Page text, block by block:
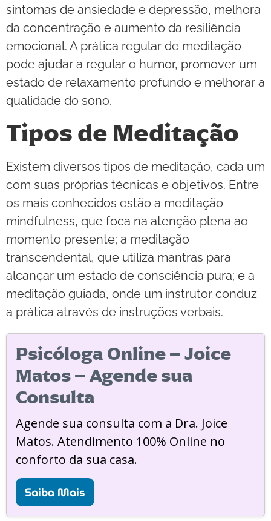
sintomas de ansiedade e depressão, melhora
da concentração e aumento da resiliência
emocional. A prática regular de meditação
pode ajudar a regular o humor, promover um
estado de relaxamento profundo e melhorar a
qualidade do sono.
Tipos de Meditação
Existem diversos tipos de meditação, cada um
com suas próprias técnicas e objetivos. Entre
os mais conhecidos estão a meditação
mindfulness, que foca na atenção plena ao
momento presente; a meditação
transcendental, que utiliza mantras para
alcançar um estado de consciência pura; e a
meditação guiada, onde um instrutor conduz
a prática através de instruções verbais.
Psicóloga Online – Joice
Matos – Agende sua
Consulta
Agende sua consulta com a Dra. Joice
Matos. Atendimento 100% Online no
conforto da sua casa.
Saiba Mais